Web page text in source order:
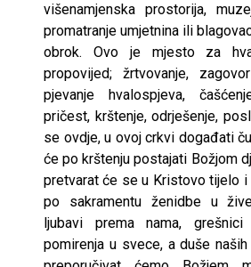
višenamjenska prostorija,
promatranje umjetnina ili
obrok. Ovo je mjesto za
propovijed; žrtvovanje,
pjevanje hvalospjeva,
pričest, krštenje, odrješenje,
se ovdje, u ovoj crkvi događati
će po krštenju postajati Božjom
pretvarat će se u Kristovo tijelo i
po sakramentu ženidbe u
ljubavi prema nama,
pomirenja u svece, a duše